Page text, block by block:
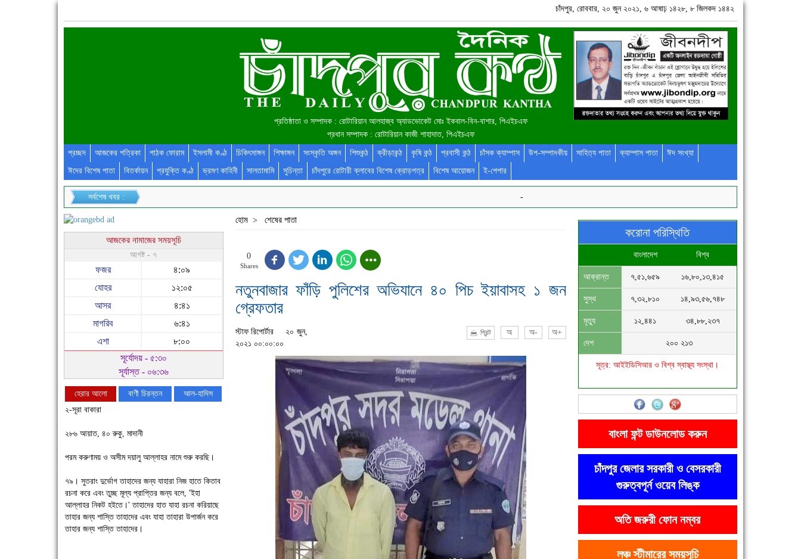
চাঁদপুর, রোববার, ২০ জুন ২০২১, ৬ আষাঢ় ১৪২৮, ৮ জিলকদ ১৪৪২
প্রতিষ্ঠাতা ও সম্পাদক : রোটারিয়ান আলহাজ্ব অ্যাডভোকেট মোঃ ইকবাল-বিন-বাশার, পিএইচএফ
প্রধান সম্পাদক : রোটারিয়ান কাজী শাহাদাত, পিএইচএফ
প্রচ্ছদ আজকের পত্রিকা পাঠক ফোরাম ইসলামী কণ্ঠ চিকিৎসাঙ্গন শিক্ষাঙ্গন সংস্কৃতি অঙ্গন শিশুকন্ঠ ক্রীড়াকন্ঠ কৃষি কন্ঠ প্রবাসী কন্ঠ চাঁসক ক্যাম্পাস উপ-সম্পাদকীয় সাহিত্য পাতা ক্যাম্পাস পাতা
ঈদ সংখ্যা
ঈদের বিশেষ পাতা
বিতর্কায়ন প্রযুক্তি কণ্ঠ ভ্রমণ কাহিনী সালতামামি সুচিন্তা চাঁদপুরে রোটারী ক্লাবের বিশেষ ক্রোড়পত্র বিশেষ আয়োজন ই-পেপার
সর্বশেষ খবর :
আজকের নামাজের সময়সূচি
আগষ্ট - ৭
ফজর
৪:০৯
যোহর
১২:০৫
আসর
৪:৪১
মাগরিব
৬:৪১
এশা
৮:০০
সূর্যোদয় - ৫:৩০
সূর্যাস্ত - ০৬:৩৬
হেরার আলো বাণী চিরন্তন
আল-হাদিস
২-সূরা বাকারা
২৮৬ আয়াত, ৪০ রুকু, মাদানী
পরম করুণাময় ও অসীম দয়ালু আল্লাহর নামে শুরু করছি।
৭৯। সুতরাং দুর্ভোগ তাহাদের জন্য যাহারা নিজ হাতে কিতাব
রচনা করে এবং তুচ্ছ মূল্য প্রাপ্তির জন্য বলে, 'ইহা
আল্লাহর নিকট হইতে।' তাহাদের হাত যাহা রচনা করিয়াছে
তাহার জন্য শাস্তি তাহাদের এবং যাহা তাহারা উপার্জন করে
তাহার জন্য শাস্তি তাহাদের।
চাঁদপুরে উই-এর প্রথম নানা ধরনের পণ্যের সমারোহ
হোম > শেষের পাতা
0
Shares
নতুনবাজার ফাঁড়ি পুলিশের অভিযানে ৪০ পিচ ইয়াবাসহ ১ জন
গ্রেফতার
স্টাফ রিপোর্টার
২০ জুন,
২০২১ ০০:০০:০০
প্রিন্ট অ অ- অ+
করোনা পরিস্থিতি
বাংলাদেশ বিশ্ব
আক্রান্ত ৭,৫১,৬৫৯ ১৬,৮০,১৩,৪১৫
সুস্থ ৭,৩২,৮১০ ১৪,৯৩,৫৬,৭৪৮
মৃত্যু ১২,৪৪১ ৩৪,৮৮,২৩৭
দেশ ২০০ ২১৩
সূত্র: আইইডিসিআর ও বিশ্ব স্বাস্থ্য সংস্থা।
বাংলা ফন্ট ডাউনলোড করুন
চাঁদপুর জেলার সরকারী ও বেসরকারী
গুরুত্বপূর্ন ওয়েব লিঙ্ক
অতি জরুরী ফোন নম্বর
লঞ্চ স্টীমারের সময়সূচি